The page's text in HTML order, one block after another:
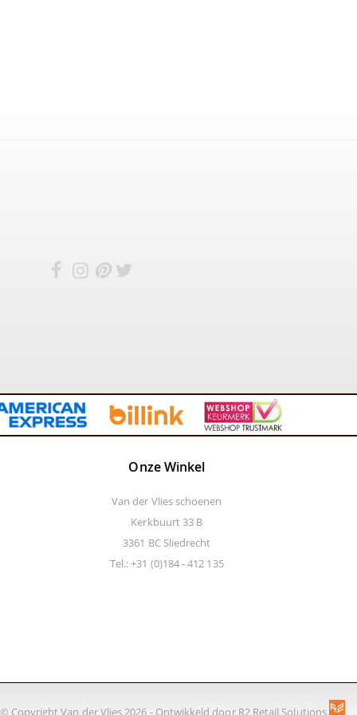
Onze Winkel
Van der Vlies schoenen
Kerkbuurt 33 B
3361 BC Sliedrecht
Tel.: +31 (0)184 - 412 135
© Copyright Van der Vlies 2026 - Ontwikkeld door R2 Retail Solutions